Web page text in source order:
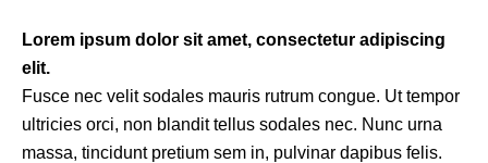
Lorem ipsum dolor sit amet, consectetur adipiscing
elit.
Fusce nec velit sodales mauris rutrum congue. Ut tempor
ultricies orci, non blandit tellus sodales nec. Nunc urna
massa, tincidunt pretium sem in, pulvinar dapibus felis.